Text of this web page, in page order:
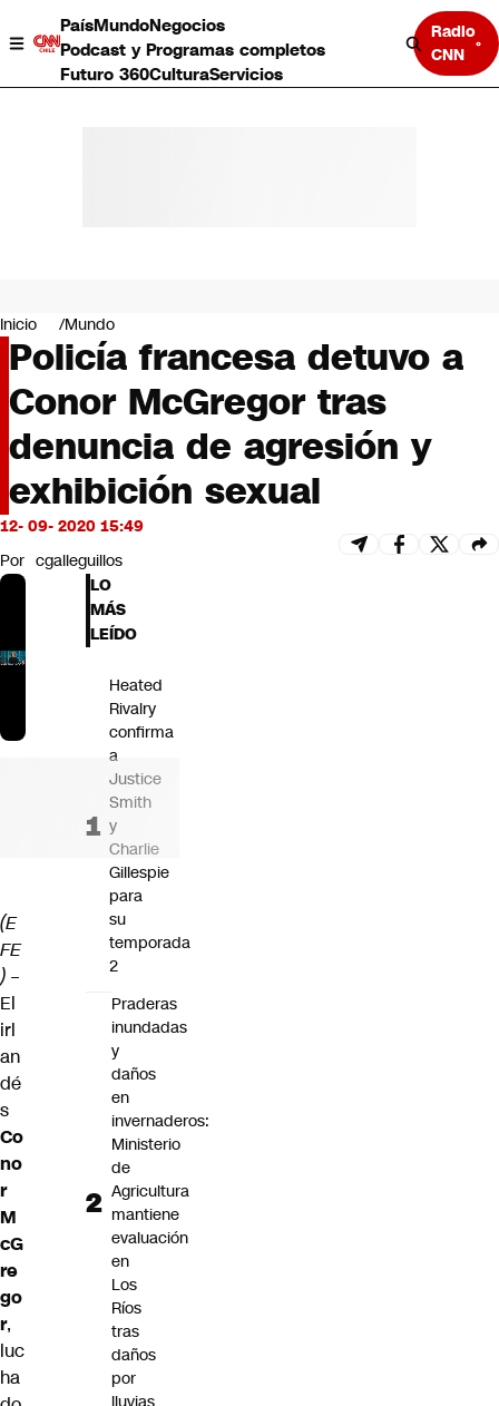
PaísMundoNegocios
Podcast y Programas completos
Futuro 360CulturaServicios
Radio
CNN
Negocios
Deportes
Programas completos
Cultura
Servicios
Bits
CNN tiempo
Futuro 360
Inicio Mundo
Policía francesa detuvo a
Conor McGregor tras
denuncia de agresión y
exhibición sexual
12- 09- 2020 15:49
Por cgalleguillos
(E
FE
) –
El
irl
an
dé
s
Co
no
r
M
cG
re
go
r,
luc
ha
LO
MÁS
LEÍDO
Heated
Rivalry
confirma
a
Justice
Smith
y
Charlie
Gillespie
para
su
temporada
2
Praderas
inundadas
y
daños
en
invernaderos:
Ministerio
de
Agricultura
mantiene
evaluación
en
Los
Ríos
tras
daños
por
lluvias